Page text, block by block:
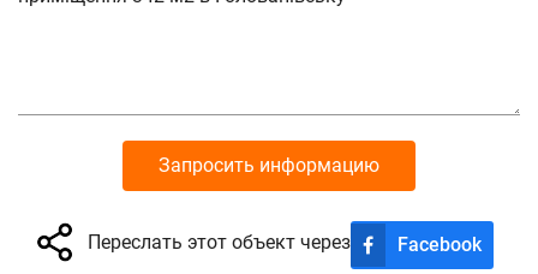
Запросить информацию
Переслать этот объект через Facebook